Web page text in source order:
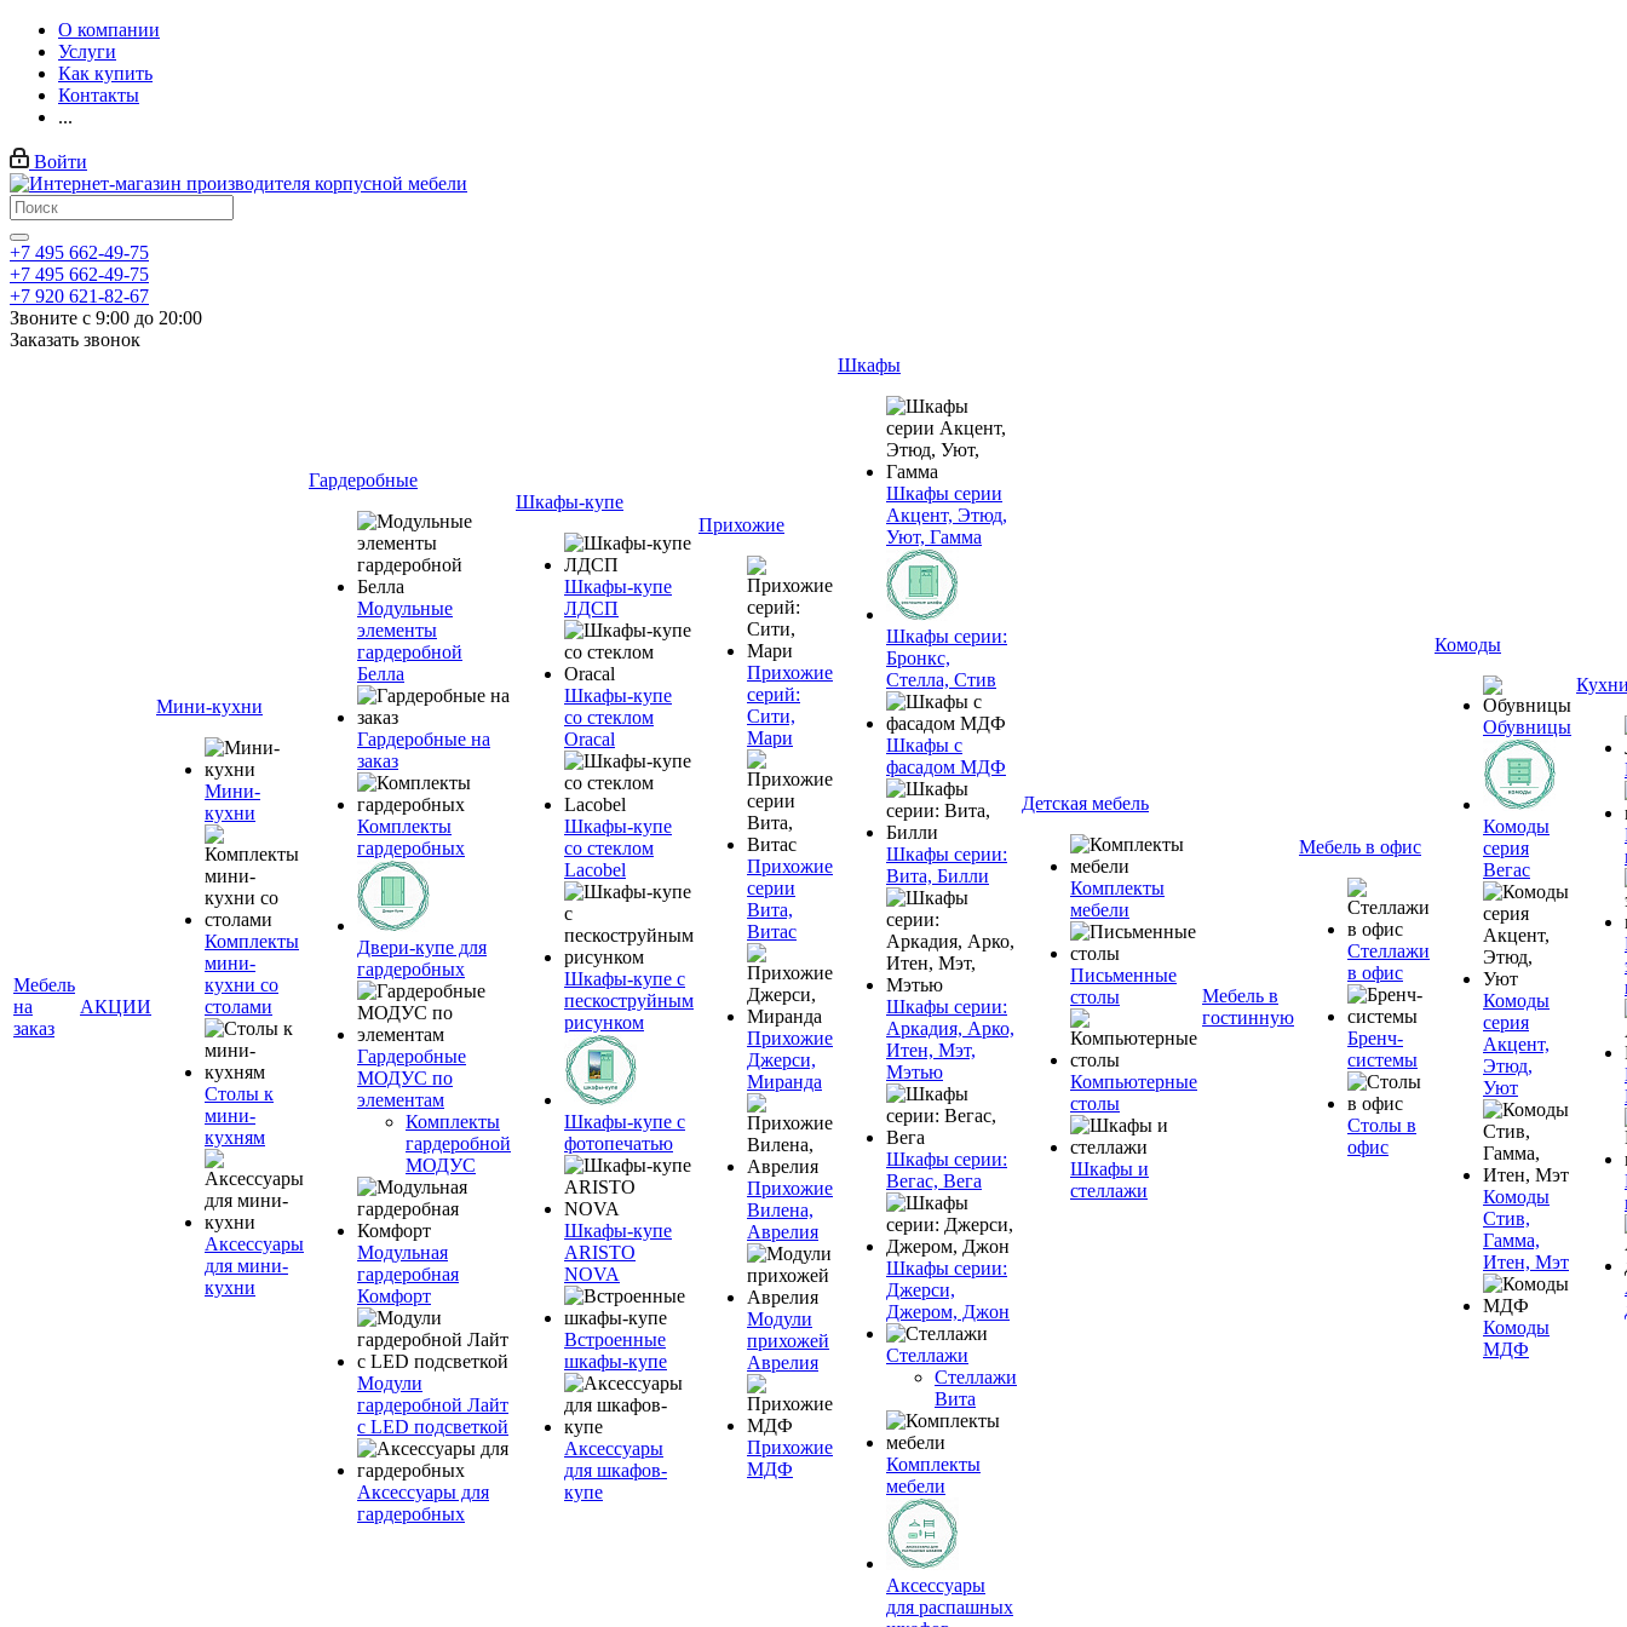
О компании
Услуги
Как купить
Контакты
...
Войти
+7 495 662-49-75
+7 495 662-49-75
+7 920 621-82-67
Звоните с 9:00 до 20:00
Заказать звонок
Мебель
на
заказ
АКЦИИ
Мини-кухни
Мини-
кухни
Комплекты
мини-
кухни со
столами
Столы к
мини-
кухням
Аксессуары
для мини-
кухни
Гардеробные
Модульные
элементы
гардеробной
Белла
Гардеробные на
заказ
Комплекты
гардеробных
Двери-купе для
гардеробных
Гардеробные
МОДУС по
элементам
Комплекты
гардеробной
МОДУС
Модульная
гардеробная
Комфорт
Модули
гардеробной Лайт
с LED подсветкой
Аксессуары для
гардеробных
Шкафы-купе
Шкафы-купе
ЛДСП
Шкафы-купе
со стеклом
Oracal
Шкафы-купе
со стеклом
Lacobel
Шкафы-купе с
пескоструйным
рисунком
Шкафы-купе с
фотопечатью
Шкафы-купе
ARISTO
NOVA
Встроенные
шкафы-купе
Аксессуары
для шкафов-
купе
Прихожие
Прихожие
серий:
Сити,
Мари
Прихожие
серии
Вита,
Витас
Прихожие
Джерси,
Миранда
Прихожие
Вилена,
Аврелия
Модули
прихожей
Аврелия
Прихожие
МДФ
Шкафы
Шкафы серии
Акцент, Этюд,
Уют, Гамма
Шкафы серии:
Бронкс,
Стелла, Стив
Шкафы с
фасадом МДФ
Шкафы серии:
Вита, Билли
Шкафы серии:
Аркадия, Арко,
Итен, Мэт,
Мэтью
Шкафы серии:
Вегас, Вега
Шкафы серии:
Джерси,
Джером, Джон
Стеллажи
Стеллажи
Вита
Комплекты
мебели
Аксессуары
для распашных
Детская мебель
Комплекты
мебели
Письменные
столы
Компьютерные
столы
Шкафы и
стеллажи
Мебель в
гостинную
Мебель в офис
Стеллажи
в офис
Бренч-
системы
Столы в
офис
Комоды
Обувницы
Комоды
серия
Вегас
Комоды
серия
Акцент,
Этюд,
Уют
Комоды
Стив,
Гамма,
Итен, Мэт
Комоды
МДФ